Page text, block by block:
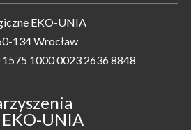
EKO-UNIA
134 Wrocław
1000 0023 2636 8848
UNIA